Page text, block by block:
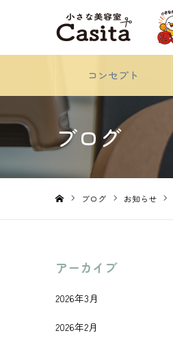
コンセプト
ブログ
ブログ お知らせ
アーカイブ
2026年3月
2026年2月